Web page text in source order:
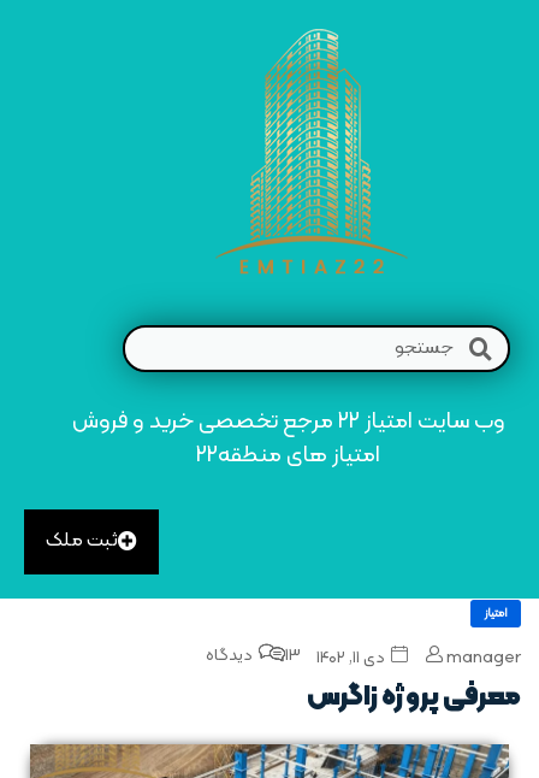
وب سایت امتیاز 22 مرجع تخصصی خرید و فروش
امتیاز های منطقه22
ثبت ملک
امتیاز
manager دی ۱۱, ۱۴۰۲ 13 دیدگاه
معرفی پروژه زاگرس